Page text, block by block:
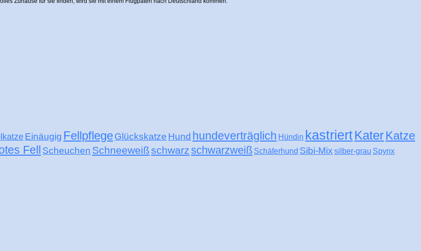
Einäugig FellpflegeGlückskatze Hund hundeverträglich Hündin kastriertKaterKatze
Fell Scheuchen Schneeweißschwarzschwarzweiß Schäferhund Sibi-Mix silber-grau Spynx